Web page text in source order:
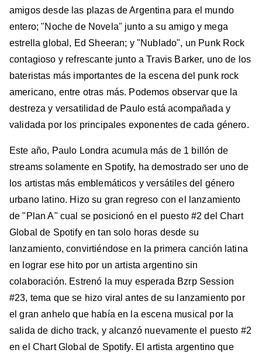
amigos desde las plazas de Argentina para el mundo
entero; "Noche de Novela" junto a su amigo y mega
estrella global, Ed Sheeran; y "Nublado", un Punk Rock
contagioso y refrescante junto a Travis Barker, uno de los
bateristas más importantes de la escena del punk rock
americano, entre otras más. Podemos observar que la
destreza y versatilidad de Paulo está acompañada y
validada por los principales exponentes de cada género.
Este año, Paulo Londra acumula más de 1 billón de
streams solamente en Spotify, ha demostrado ser uno de
los artistas más emblemáticos y versátiles del género
urbano latino. Hizo su gran regreso con el lanzamiento
de "Plan A" cual se posicionó en el puesto #2 del Chart
Global de Spotify en tan solo horas desde su
lanzamiento, convirtiéndose en la primera canción latina
en lograr ese hito por un artista argentino sin
colaboración. Estrenó la muy esperada Bzrp Session
#23, tema que se hizo viral antes de su lanzamiento por
el gran anhelo que había en la escena musical por la
salida de dicho track, y alcanzó nuevamente el puesto #2
en el Chart Global de Spotify. El artista argentino que